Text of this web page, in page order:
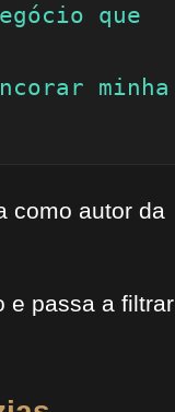
que
minha
como autor da
e passa a filtrar